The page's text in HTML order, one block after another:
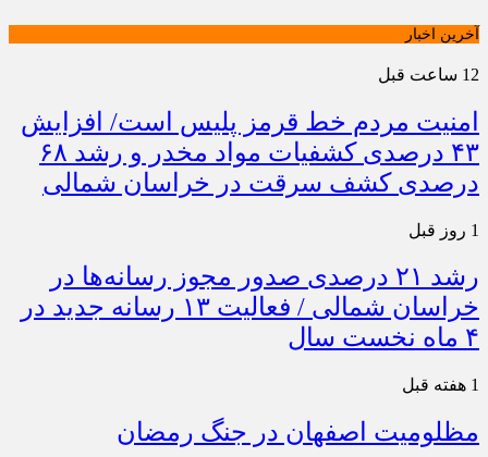
آخرین اخبار
12 ساعت قبل
امنیت مردم خط قرمز پلیس است/ افزایش
۴۳ درصدی کشفیات مواد مخدر و رشد ۶۸
درصدی کشف سرقت در خراسان شمالی
1 روز قبل
رشد ۲۱ درصدی صدور مجوز رسانه‌ها در
خراسان شمالی / فعالیت ۱۳ رسانه جدید در
۴ ماه نخست سال
1 هفته قبل
مظلومیت اصفهان در جنگ رمضان